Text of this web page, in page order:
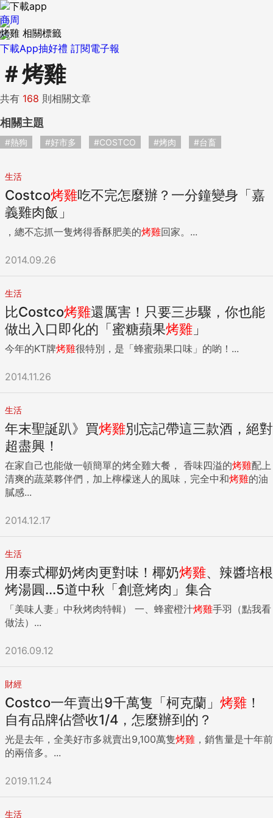
下載App抽好禮 訂閱電子報
商周
烤雞 相關標籤
＃烤雞
共有 168 則相關文章
相關主題
#熱狗 #好市多 #COSTCO #烤肉 #台畜
生活
Costco烤雞吃不完怎麼辦？一分鐘變身「嘉
義雞肉飯」
，總不忘抓一隻烤得香酥肥美的烤雞回家。...
2014.09.26
生活
比Costco烤雞還厲害！只要三步驟，你也能
做出入口即化的「蜜糖蘋果烤雞 」
今年的KT牌烤雞很特別，是「蜂蜜蘋果口味」的喲！...
2014.11.26
生活
年末聖誕趴》買烤雞別忘記帶這三款酒，絕對
超盡興！
在家自己也能做一頓簡單的烤全雞大餐， 香味四溢的烤雞配上
清爽的蔬菜夥伴們，加上檸檬迷人的風味，完全中和烤雞的油
膩感...
2014.12.17
生活
用泰式椰奶烤肉更對味！椰奶烤雞、辣醬培根
烤湯圓...5道中秋「創意烤肉」集合
「美味人妻」中秋烤肉特輯） 一、蜂蜜橙汁烤雞手羽（點我看
做法）...
2016.09.12
財經
Costco一年賣出9千萬隻「柯克蘭」 烤雞 ！
自有品牌佔營收1/4，怎麼辦到的？
光是去年，全美好市多就賣出9,100萬隻烤雞 ，銷售量是十年前
的兩倍多。...
2019.11.24
生活